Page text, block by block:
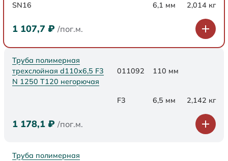
SN16 6,1 мм 2,014 кг
1 107,7 ₽ /пог.м.
Труба полимерная
трехслойная d110x6,5 F3
N 1250 Т120 негорючая
011092 110 мм
F3 6,5 мм 2,142 кг
1 178,1 ₽ /пог.м.
Труба полимерная